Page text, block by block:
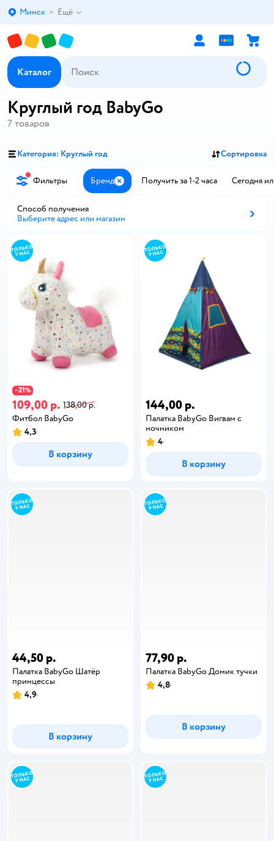
Выбор адреса доставки.
Минск Ещё
Каталог
Круглый год BabyGo
7 товаров
Категория: Круглый год Сортировка
Фильтры Бренд ЗакрытьПолучить за 1-2 часа Сегодня
Способ получения
Выберите адрес или магазин
−21%
109,00 р. 138,00 р.
Фитбол BabyGo
4,3
В корзину
144,00 р.
Палатка BabyGo Вигвам с
ночником
4
В корзину
44,50 р.
Палатка BabyGo Шатёр
принцессы
4,9
В корзину
77,90 р.
Палатка BabyGo Домик тучки
4,8
В корзину